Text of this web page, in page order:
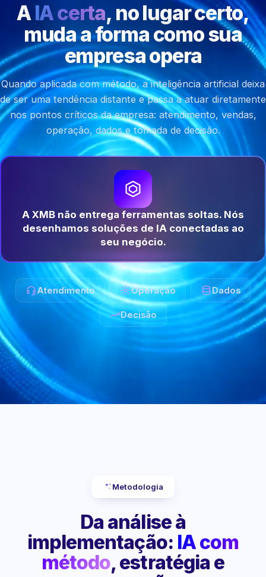
AIA certa, no lugar certo,
muda a forma como sua
empresa opera
Quando aplicada com método, a inteligência artificial deixa
de ser uma tendência distante e passa a atuar diretamente
nos pontos críticos da empresa: atendimento, vendas,
operação, dados e tomada de decisão.
A XMB não entrega ferramentas soltas. Nós
desenhamos soluções de IA conectadas ao
seu negócio.
Atendimento Operação Dados
Decisão
Metodologia
Da análise à
implementação: IA com
método, estratégia e